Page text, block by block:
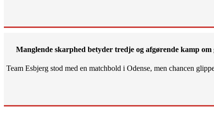
Manglende skarphed betyder tredje og afgørende kamp om
Team Esbjerg stod med en matchbold i Odense, men chancen